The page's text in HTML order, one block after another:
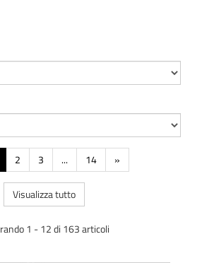
2 3 ... 14 »
Visualizza tutto
1 - 12 di 163 articoli